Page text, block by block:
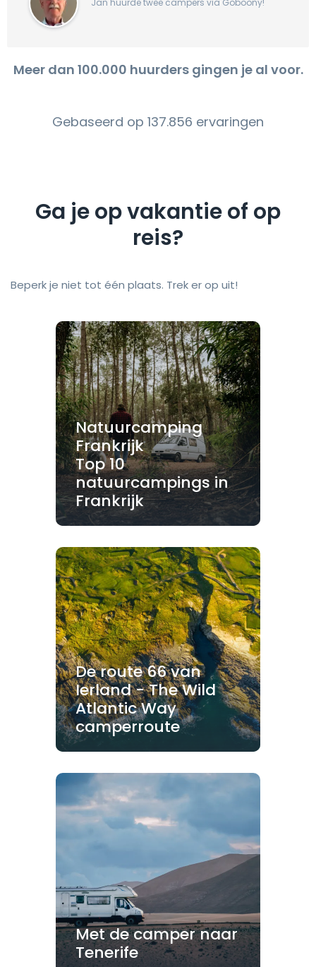
Jan huurde twee campers via Goboony!
Meer dan 100.000 huurders gingen je al voor.
Gebaseerd op 137.856 ervaringen
Ga je op vakantie of op
reis?
Beperk je niet tot één plaats. Trek er op uit!
Natuurcamping
Frankrijk
Top 10
natuurcampings in
Frankrijk
De route 66 van
Ierland - The Wild
Atlantic Way
camperroute
Met de camper naar
Tenerife